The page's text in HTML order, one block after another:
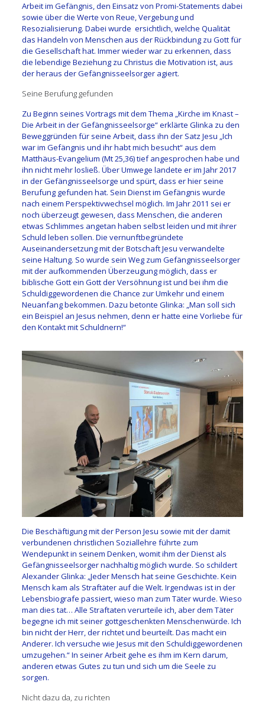
Arbeit im Gefängnis, den Einsatz von Promi-Statements dabei
sowie über die Werte von Reue, Vergebung und
Resozialisierung. Dabei wurde ersichtlich, welche Qualität
das Handeln von Menschen aus der Rückbindung zu Gott für
die Gesellschaft hat. Immer wieder war zu erkennen, dass
die lebendige Beziehung zu Christus die Motivation ist, aus
der heraus der Gefängnisseelsorger agiert.
Seine Berufung gefunden
Zu Beginn seines Vortrags mit dem Thema „Kirche im Knast –
Die Arbeit in der Gefängnisseelsorge“ erklärte Glinka zu den
Beweggründen für seine Arbeit, dass ihn der Satz Jesu „Ich
war im Gefängnis und ihr habt mich besucht“ aus dem
Matthäus-Evangelium (Mt 25,36) tief angesprochen habe und
ihn nicht mehr losließ. Über Umwege landete er im Jahr 2017
in der Gefängnisseelsorge und spürt, dass er hier seine
Berufung gefunden hat. Sein Dienst im Gefängnis wurde
nach einem Perspektivwechsel möglich. Im Jahr 2011 sei er
noch überzeugt gewesen, dass Menschen, die anderen
etwas Schlimmes angetan haben selbst leiden und mit ihrer
Schuld leben sollen. Die vernunftbegründete
Auseinandersetzung mit der Botschaft Jesu verwandelte
seine Haltung. So wurde sein Weg zum Gefängnisseelsorger
mit der aufkommenden Überzeugung möglich, dass er
biblische Gott ein Gott der Versöhnung ist und bei ihm die
Schuldiggewordenen die Chance zur Umkehr und einem
Neuanfang bekommen. Dazu betonte Glinka: „Man soll sich
ein Beispiel an Jesus nehmen, denn er hatte eine Vorliebe für
den Kontakt mit Schuldnern!“
Die Beschäftigung mit der Person Jesu sowie mit der damit
verbundenen christlichen Soziallehre führte zum
Wendepunkt in seinem Denken, womit ihm der Dienst als
Gefängnisseelsorger nachhaltig möglich wurde. So schildert
Alexander Glinka: „Jeder Mensch hat seine Geschichte. Kein
Mensch kam als Straftäter auf die Welt. Irgendwas ist in der
Lebensbiografe passiert, wieso man zum Täter wurde. Wieso
man dies tat… Alle Straftaten verurteile ich, aber dem Täter
begegne ich mit seiner gottgeschenkten Menschenwürde. Ich
bin nicht der Herr, der richtet und beurteilt. Das macht ein
Anderer. Ich versuche wie Jesus mit den Schuldiggewordenen
umzugehen.“ In seiner Arbeit gehe es ihm im Kern darum,
anderen etwas Gutes zu tun und sich um die Seele zu
sorgen.
Nicht dazu da, zu richten